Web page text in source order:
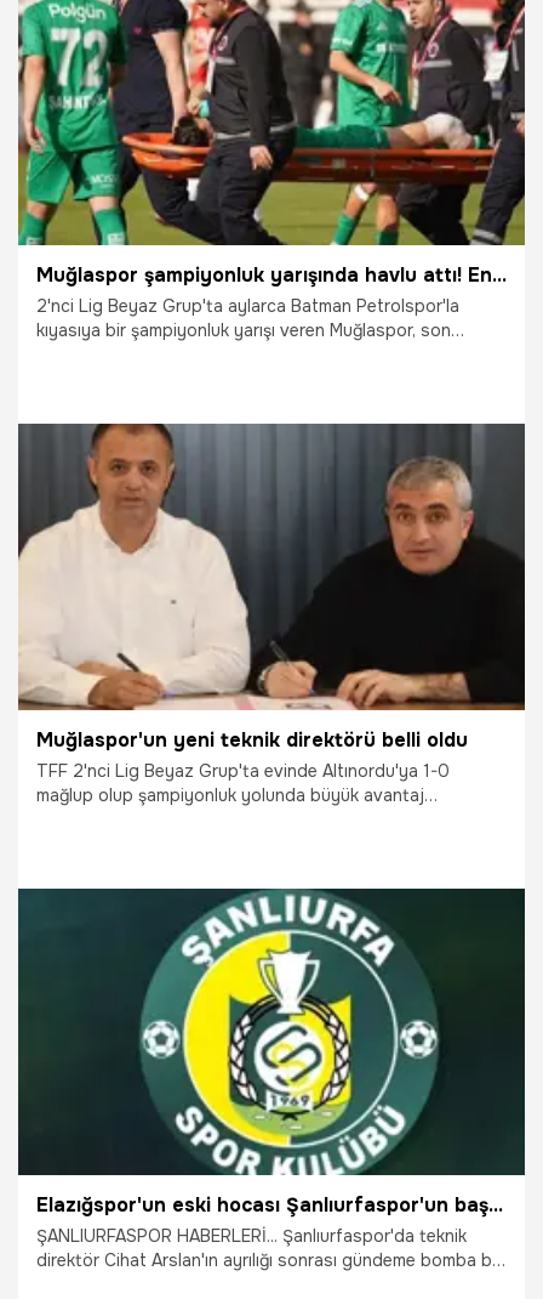
7.04.2026 Futbol
Muğlaspor şampiyonluk yarışında havlu attı! En önemli oyuncusunu da kaybetti
2'nci Lig Beyaz Grup'ta aylarca Batman Petrolspor'la
kıyasıya bir şampiyonluk yarışı veren Muğlaspor, son
5.04.2026 Şampiy10
Muğlaspor'un yeni teknik direktörü belli oldu
TFF 2'nci Lig Beyaz Grup'ta evinde Altınordu'ya 1-0
mağlup olup şampiyonluk yolunda büyük avantaj
Şampiy10
Elazığspor'un eski hocası Şanlıurfaspor'un başına geçiyor
ŞANLIURFASPOR HABERLERİ... Şanlıurfaspor'da teknik
direktör Cihat Arslan'ın ayrılığı sonrası gündeme bomba bir